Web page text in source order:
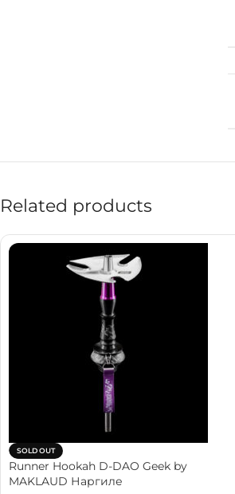
Related products
SOLD OUT
Runner Hookah D-DAO Geek by
MAKLAUD Наргиле